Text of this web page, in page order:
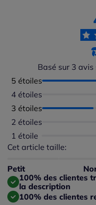
Basé sur 3 avis
5 étoiles
4 étoiles
3 étoiles
2 étoiles
1 étoile
Cet article taille:
Petit
Répartition du taillant
Taille
Taille grand : 0%
100% des clientes
la description
100% des clientes